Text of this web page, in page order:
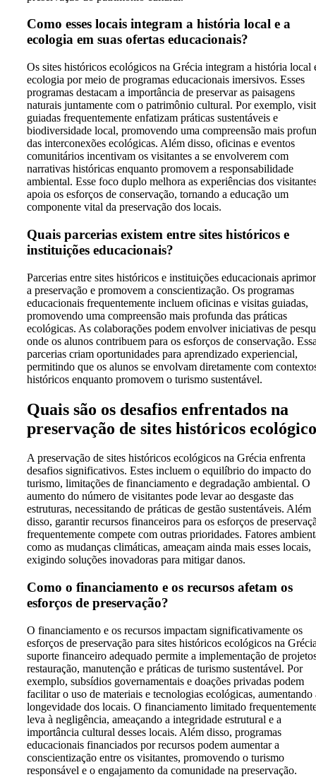
Como esses locais integram a história local e a
ecologia em suas ofertas educacionais?
Os sites históricos ecológicos na Grécia integram a história local
ecologia por meio de programas educacionais imersivos. Esses
programas destacam a importância de preservar as paisagens
naturais juntamente com o patrimônio cultural. Por exemplo,
guiadas frequentemente enfatizam práticas sustentáveis e
biodiversidade local, promovendo uma compreensão mais
das interconexões ecológicas. Além disso, oficinas e eventos
comunitários incentivam os visitantes a se envolverem com
narrativas históricas enquanto promovem a responsabilidade
ambiental. Esse foco duplo melhora as experiências dos
apoia os esforços de conservação, tornando a educação um
componente vital da preservação dos locais.
Quais parcerias existem entre sites históricos e
instituições educacionais?
Parcerias entre sites históricos e instituições educacionais
a preservação e promovem a conscientização. Os programas
educacionais frequentemente incluem oficinas e visitas guiadas,
promovendo uma compreensão mais profunda das práticas
ecológicas. As colaborações podem envolver iniciativas de
onde os alunos contribuem para os esforços de conservação.
parcerias criam oportunidades para aprendizado experiencial,
permitindo que os alunos se envolvam diretamente com
históricos enquanto promovem o turismo sustentável.
Quais são os desafios enfrentados na
preservação de sites históricos
A preservação de sites históricos ecológicos na Grécia enfrenta
desafios significativos. Estes incluem o equilíbrio do impacto do
turismo, limitações de financiamento e degradação ambiental. O
aumento do número de visitantes pode levar ao desgaste das
estruturas, necessitando de práticas de gestão sustentáveis. Além
disso, garantir recursos financeiros para os esforços de
frequentemente compete com outras prioridades. Fatores
como as mudanças climáticas, ameaçam ainda mais esses locais,
exigindo soluções inovadoras para mitigar danos.
Como o financiamento e os recursos afetam os
esforços de preservação?
O financiamento e os recursos impactam significativamente os
esforços de preservação para sites históricos ecológicos na
suporte financeiro adequado permite a implementação de
restauração, manutenção e práticas de turismo sustentável. Por
exemplo, subsídios governamentais e doações privadas podem
facilitar o uso de materiais e tecnologias ecológicas, aumentando
longevidade dos locais. O financiamento limitado
leva à negligência, ameaçando a integridade estrutural e a
importância cultural desses locais. Além disso, programas
educacionais financiados por recursos podem aumentar a
conscientização entre os visitantes, promovendo o turismo
responsável e o engajamento da comunidade na preservação.